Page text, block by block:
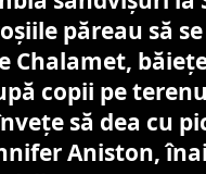
păreau să
Chalamet,
copii pe
să dea cu
Aniston,